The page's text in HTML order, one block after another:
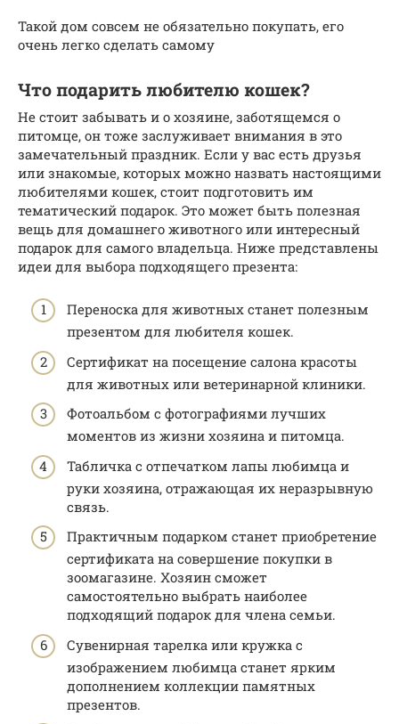
Такой дом совсем не обязательно покупать, его
очень легко сделать самому
Что подарить любителю кошек?
Не стоит забывать и о хозяине, заботящемся о
питомце, он тоже заслуживает внимания в это
замечательный праздник. Если у вас есть друзья
или знакомые, которых можно назвать настоящими
любителями кошек, стоит подготовить им
тематический подарок. Это может быть полезная
вещь для домашнего животного или интересный
подарок для самого владельца. Ниже представлены
идеи для выбора подходящего презента:
Переноска для животных станет полезным
презентом для любителя кошек.
Сертификат на посещение салона красоты
для животных или ветеринарной клиники.
Фотоальбом с фотографиями лучших
моментов из жизни хозяина и питомца.
Табличка с отпечатком лапы любимца и
руки хозяина, отражающая их неразрывную
связь.
Практичным подарком станет приобретение
сертификата на совершение покупки в
зоомагазине. Хозяин сможет
самостоятельно выбрать наиболее
подходящий подарок для члена семьи.
Сувенирная тарелка или кружка с
изображением любимца станет ярким
дополнением коллекции памятных
презентов.